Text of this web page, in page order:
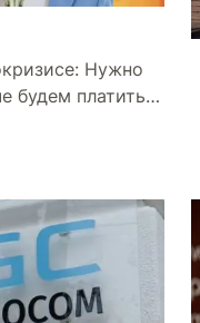
Нужно
будем платить